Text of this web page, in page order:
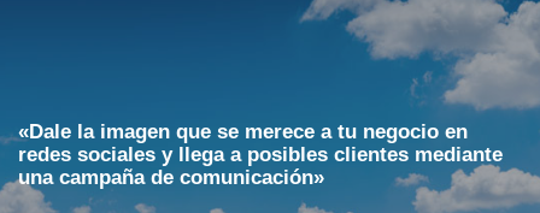
«Dale la imagen que se merece a tu negocio en
redes sociales y llega a posibles clientes mediante
una campaña de comunicación»